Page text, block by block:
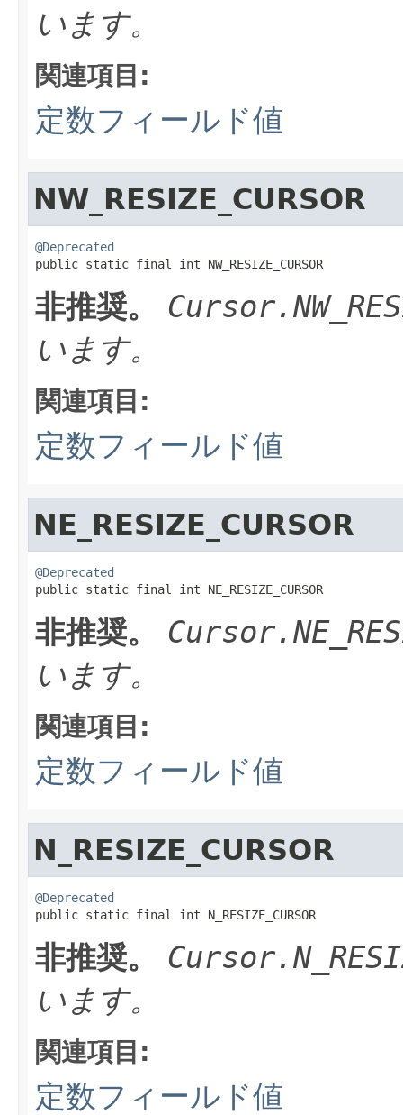
います。
関連項目:
定数フィールド値
NW_RESIZE_CURSOR
@Deprecated
public static final int NW_RESIZE_CURSOR
非推奨。
います。
関連項目:
定数フィールド値
NE_RESIZE_CURSOR
@Deprecated
public static final int NE_RESIZE_CURSOR
非推奨。
います。
関連項目:
定数フィールド値
N_RESIZE_CURSOR
@Deprecated
public static final int N_RESIZE_CURSOR
非推奨。
います。
関連項目:
定数フィールド値